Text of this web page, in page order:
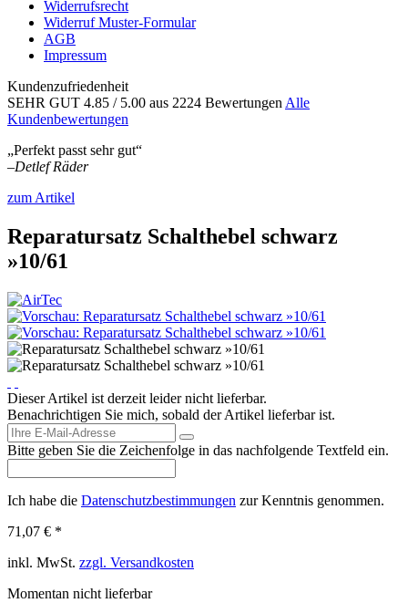
Widerrufsrecht
Widerruf Muster-Formular
AGB
Impressum
Kundenzufriedenheit
SEHR GUT 4.85 / 5.00 aus 2224 Bewertungen Alle
Kundenbewertungen
„Perfekt passt sehr gut“
–Detlef Räder
zum Artikel
Reparatursatz Schalthebel schwarz
»10/61
Dieser Artikel ist derzeit leider nicht lieferbar.
Benachrichtigen Sie mich, sobald der Artikel lieferbar ist.
Bitte geben Sie die Zeichenfolge in das nachfolgende Textfeld ein.
Ich habe die Datenschutzbestimmungen zur Kenntnis genommen.
71,07 € *
inkl. MwSt. zzgl. Versandkosten
Momentan nicht lieferbar